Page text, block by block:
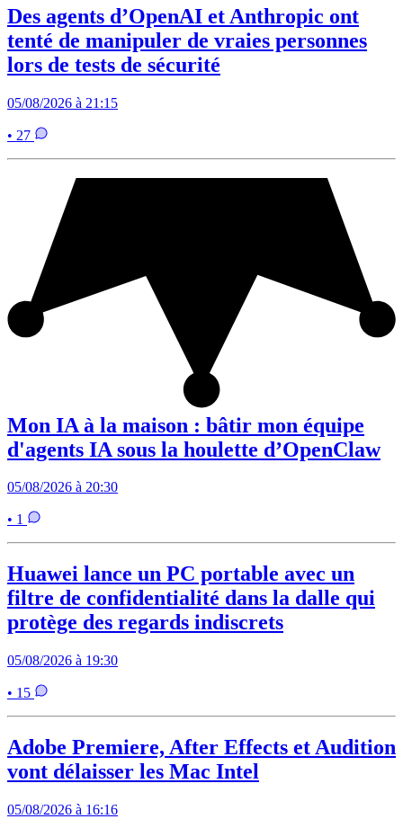
Des agents d’OpenAI et Anthropic ont
tenté de manipuler de vraies personnes
lors de tests de sécurité
05/08/2026 à 21:15
• 27
Mon IA à la maison : bâtir mon équipe
d'agents IA sous la houlette d’OpenClaw
05/08/2026 à 20:30
• 1
Huawei lance un PC portable avec un
filtre de confidentialité dans la dalle qui
protège des regards indiscrets
05/08/2026 à 19:30
• 15
Adobe Premiere, After Effects et Audition
vont délaisser les Mac Intel
05/08/2026 à 16:16